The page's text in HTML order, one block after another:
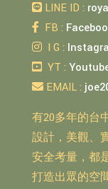
LINE ID :
FB :
I G :
YT :
EMAIL :
有20多年的台
設計，美觀、
安全考量，都
打造出眾的空